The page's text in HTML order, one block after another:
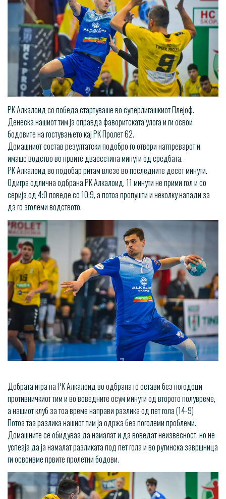
РК Алкалоид со победа стартуваше во суперлигашкиот Плејоф.
Денеска нашиот тим ја оправда фаворитската улога и ги освои
бодовите на гостувањето кај РК Пролет 62.
Домашниот состав резултатски подобро го отвори натпреварот и
имаше водство во првите дваесетина минути од средбата.
РК Алкалоид во подобар ритам влезе во последните десет минути.
Одигра одлична одбрана РК Алкалоид, 11 минути не прими гол и со
серија од 4:0 поведе со 10:9, а потоа пропушти и неколку напади за
да го зголеми водството.
Добрата игра на РК Алкалоид во одбрана го остави без погодоци
противничкиот тим и во воведните осум минути од второто полувреме,
а нашиот клуб за тоа време направи разлика од пет гола (14-9)
Потоа таа разлика нашиот тим ја одржа без поголеми проблеми.
Домашните се обидуваа да намалат и да воведат неизвесност, но не
успеаја да ја намалат разликата под пет гола и во рутинска завршница
ги освоивме првите пролетни бодови.